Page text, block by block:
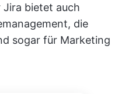
Jira bietet auch
die
sogar für Marketing